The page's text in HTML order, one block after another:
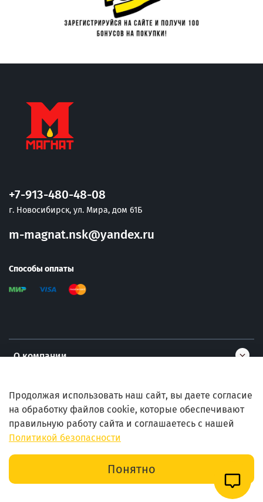
В корзину
О компании
Информация
Помощь
+7-913-480-48-08
г. Новосибирск, ул. Мира, дом 61Б
m-magnat.nsk@yandex.ru
Способы оплаты
Профиль
Продолжая использовать наш сайт, вы даете согласие
на обработку файлов cookie, которые обеспечивают
правильную работу сайта и соглашаетесь с нашей
Политикой безопасности
Понятно